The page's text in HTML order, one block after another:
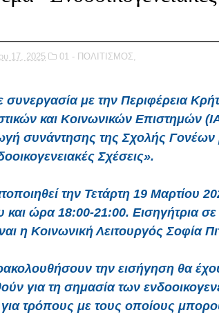
17, 2025 01 - ΠΟΛΙΤΙΣΜΟΣ,
με την Περιφέρεια
και Κοινωνικών Επιστημών
συνάντησης της Σχολής Γονέων
Σχέσεις».
την Τετάρτη 19 Μαρτίου
και ώρα 18:00-21:00. Εισηγήτρια
η Κοινωνική Λειτουργός Σοφία
την εισήγηση θα
για τη σημασία των
τρόπους με τους οποίους